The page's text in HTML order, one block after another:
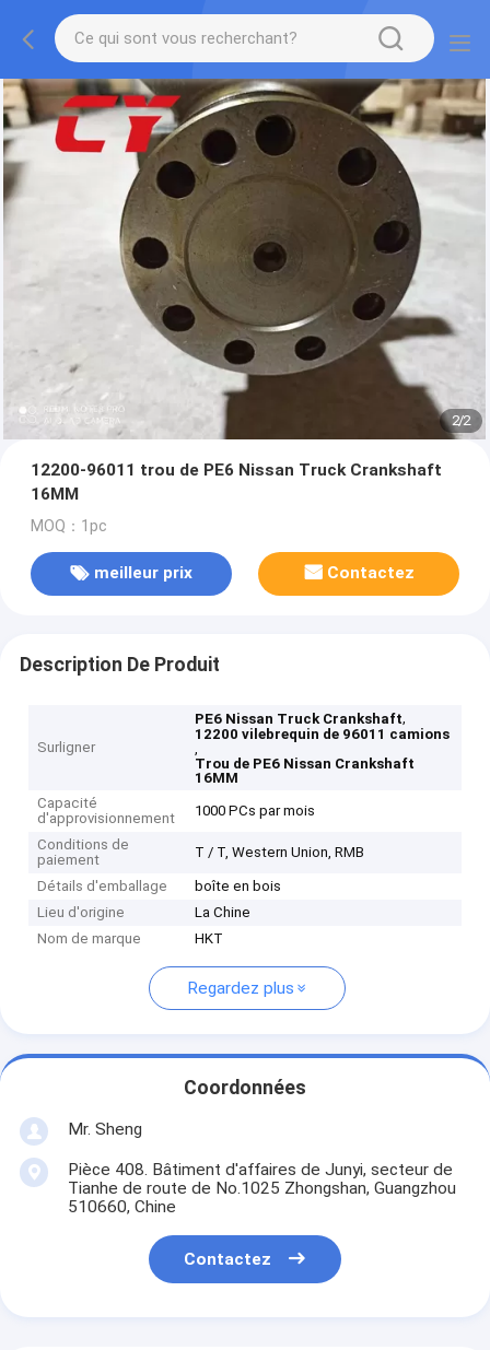
2/2
12200-96011 trou de PE6 Nissan Truck Crankshaft
16MM
MOQ：1pc
meilleur prix Contactez
Description De Produit
Surligner
PE6 Nissan Truck Crankshaft,
12200 vilebrequin de 96011 camions
,
Trou de PE6 Nissan Crankshaft
16MM
Capacité
d'approvisionnement
1000 PCs par mois
Conditions de
paiement
T / T, Western Union, RMB
Détails d'emballage
boîte en bois
Lieu d'origine
La Chine
Nom de marque
HKT
Regardez plus
Coordonnées
Mr. Sheng
Pièce 408. Bâtiment d'affaires de Junyi, secteur de
Tianhe de route de No.1025 Zhongshan, Guangzhou
510660, Chine
Contactez